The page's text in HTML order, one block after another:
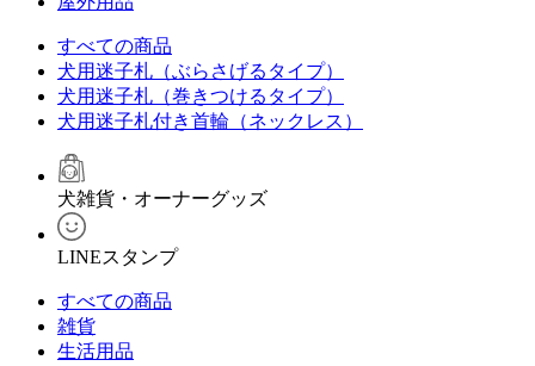
すべての商品
犬用迷子札（ぶらさげるタイプ）
犬用迷子札（巻きつけるタイプ）
犬用迷子札付き首輪（ネックレス）
犬雑貨・オーナーグッズ
LINEスタンプ
すべての商品
雑貨
生活用品